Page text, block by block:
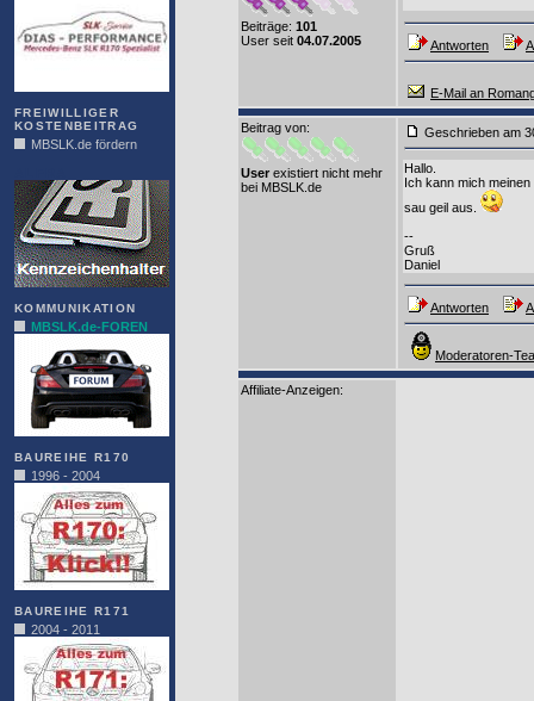
FREIWILLIGER
KOSTENBEITRAG
MBSLK.de fördern
KOMMUNIKATION
MBSLK.de-FOREN
BAUREIHE R170
1996 - 2004
BAUREIHE R171
2004 - 2011
Beiträge: 101
User seit 04.07.2005 Antworten
E-Mail an
Beitrag von:
User existiert nicht mehr
bei MBSLK.de
Geschrieben am
Hallo.
Ich kann mich
sau geil aus.
--
Gruß
Daniel
Antworten
Moderatoren-
Affiliate-Anzeigen: